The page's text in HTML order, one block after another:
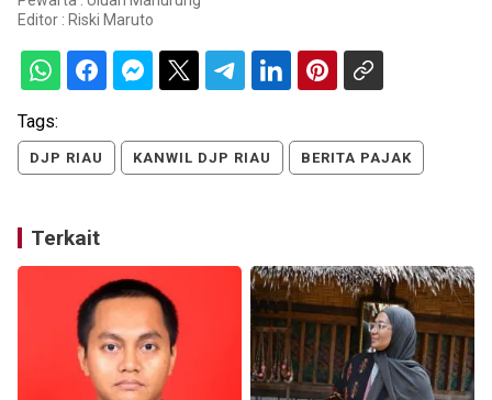
Editor : Riski Maruto
Tags:
DJP RIAU KANWIL DJP RIAU BERITA PAJAK
Terkait